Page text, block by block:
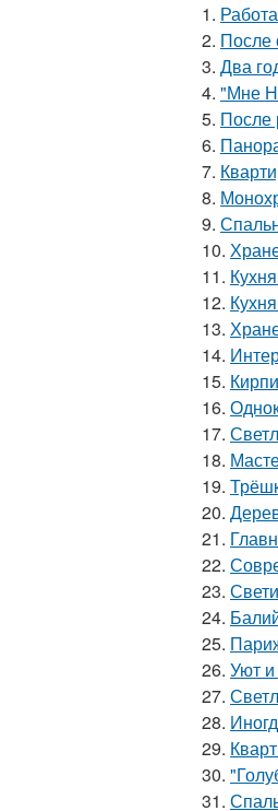
1.
2. После
3. Два
4. "Мне
5. После
6.
7.
8.
9.
10.
11.
12.
13.
14.
15.
16.
17.
18.
19.
20.
21.
22.
23.
24.
25.
26. Уют и
27.
28.
29.
30.
31.